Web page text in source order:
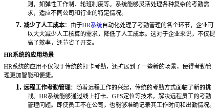
则，如弹性工作制、轮班制度等。系统能够灵活处理各种复杂的考勤需
求，适应不同公司和行业的特定情况。
7. 减少了人工成本：由于HR系统自动化处理了考勤管理的各个环节，企业可
以大大减少人工核算的需求，降低了人工成本。这对于企业来说，不仅提
高了效率，还节省了开支。
HR系统的应用场景
HR系统的应用不仅限于传统的打卡考勤，还扩展到了一些新的场景，使得考勤管
理更加智能和便捷。
1. 远程工作考勤管理：随着远程工作的兴起，传统的考勤方式面临了新的挑
战。 HR系统能够通过线上打卡、GPS定位等技术，解决远程员工的考勤
管理问题。即使员工不在公司，也能够准确记录其工作时间和出勤情况。